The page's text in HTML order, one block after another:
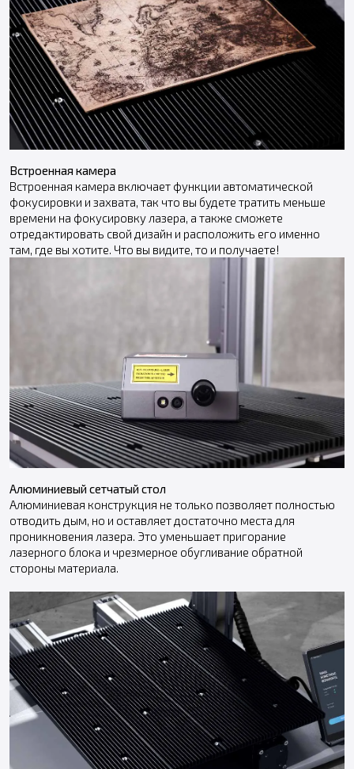
Встроенная камера
Встроенная камера включает функции автоматической
фокусировки и захвата, так что вы будете тратить меньше
времени на фокусировку лазера, а также сможете
отредактировать свой дизайн и расположить его именно
там, где вы хотите. Что вы видите, то и получаете!
Алюминиевый сетчатый стол
Алюминиевая конструкция не только позволяет полностью
отводить дым, но и оставляет достаточно места для
проникновения лазера. Это уменьшает пригорание
лазерного блока и чрезмерное обугливание обратной
стороны материала.